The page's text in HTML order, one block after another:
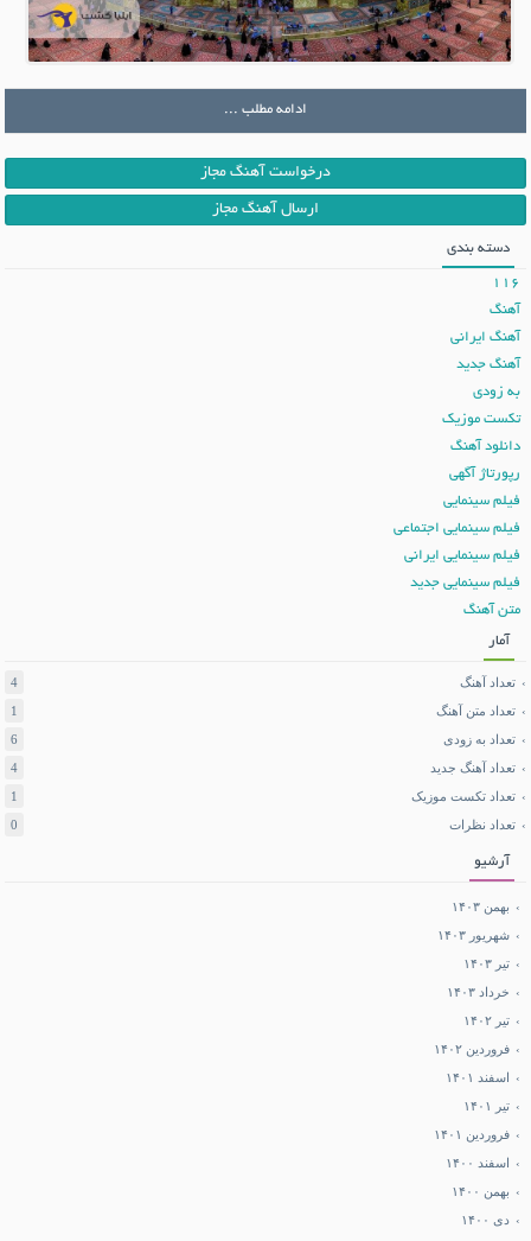
ادامه مطلب ...
درخواست آهنگ مجاز
ارسال آهنگ مجاز
دسته بندی
116
آهنگ
آهنگ ایرانی
آهنگ جدید
به زودی
تکست موزیک
دانلود آهنگ
رپورتاژ آگهی
فیلم سینمایی
فیلم سینمایی اجتماعی
فیلم سینمایی ایرانی
فیلم سینمایی جدید
متن آهنگ
آمار
تعداد آهنگ
4
تعداد متن آهنگ
1
تعداد به زودی
6
تعداد آهنگ جدید
4
تعداد تکست موزیک
1
تعداد نظرات
0
آرشیو
بهمن ۱۴۰۳
شهریور ۱۴۰۳
تیر ۱۴۰۳
خرداد ۱۴۰۳
تیر ۱۴۰۲
فروردین ۱۴۰۲
اسفند ۱۴۰۱
تیر ۱۴۰۱
فروردین ۱۴۰۱
اسفند ۱۴۰۰
بهمن ۱۴۰۰
دی ۱۴۰۰